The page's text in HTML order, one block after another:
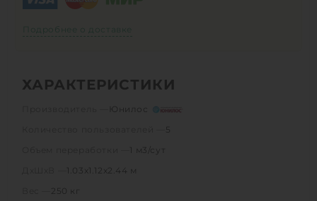
Подробнее о доставке
ХАРАКТЕРИСТИКИ
Юнилос
5
1 м3/сут
1.03х1.12х2.44 м
250 кг